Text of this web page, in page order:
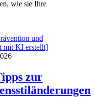
wie sie Ihre
zur